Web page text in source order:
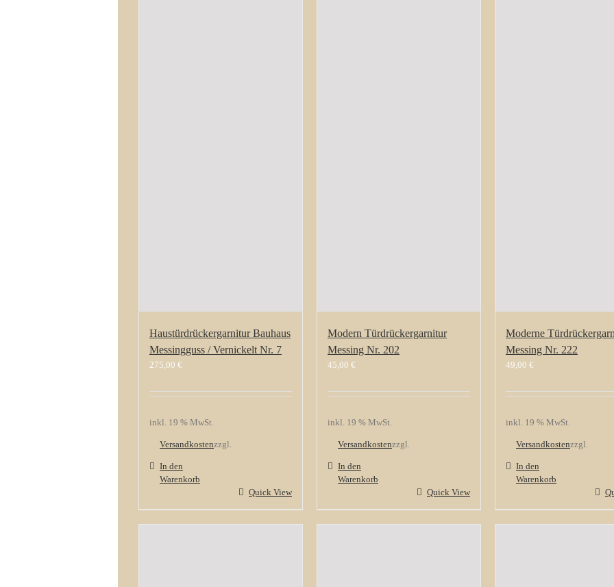
Haustürdrückergarnitur Bauhaus
Messingguss / Vernickelt Nr. 7
275,00 €
inkl. 19 % MwSt.
zzgl.
Versandkosten
In den
Warenkorb
Quick View
Modern Türdrückergarnitur
Messing Nr. 202
45,00 €
inkl. 19 % MwSt.
zzgl.
Versandkosten
In den
Warenkorb
Quick View
Moderne
Messing Nr. 222
49,00 €
inkl. 19 % MwSt.
zzgl.
Versandkosten
In den
Warenkorb